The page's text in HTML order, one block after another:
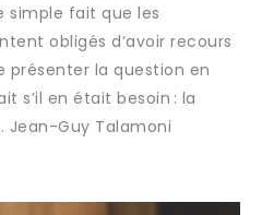
simple fait que les
obligés d’avoir recours
présenter la question en
s’il en était besoin : la
Jean-Guy Talamoni